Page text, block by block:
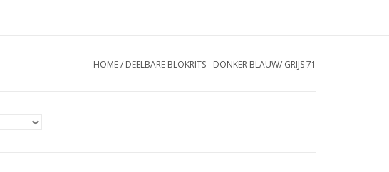
HOME/ DEELBARE BLOKRITS - DONKER BLAUW/ GRIJS 71